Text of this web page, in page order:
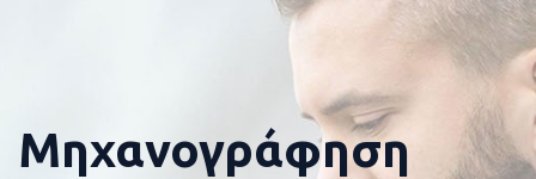
Μηχανογράφηση